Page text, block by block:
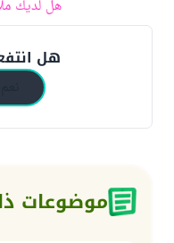
هل لديك
هل
موضوعات